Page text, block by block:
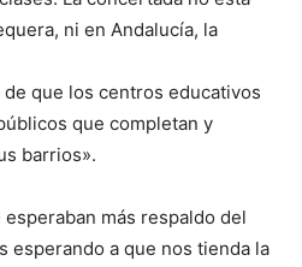
ni en Andalucía, la
que los centros educativos
que completan y
barrios».
más respaldo del
esperando a que nos tienda la